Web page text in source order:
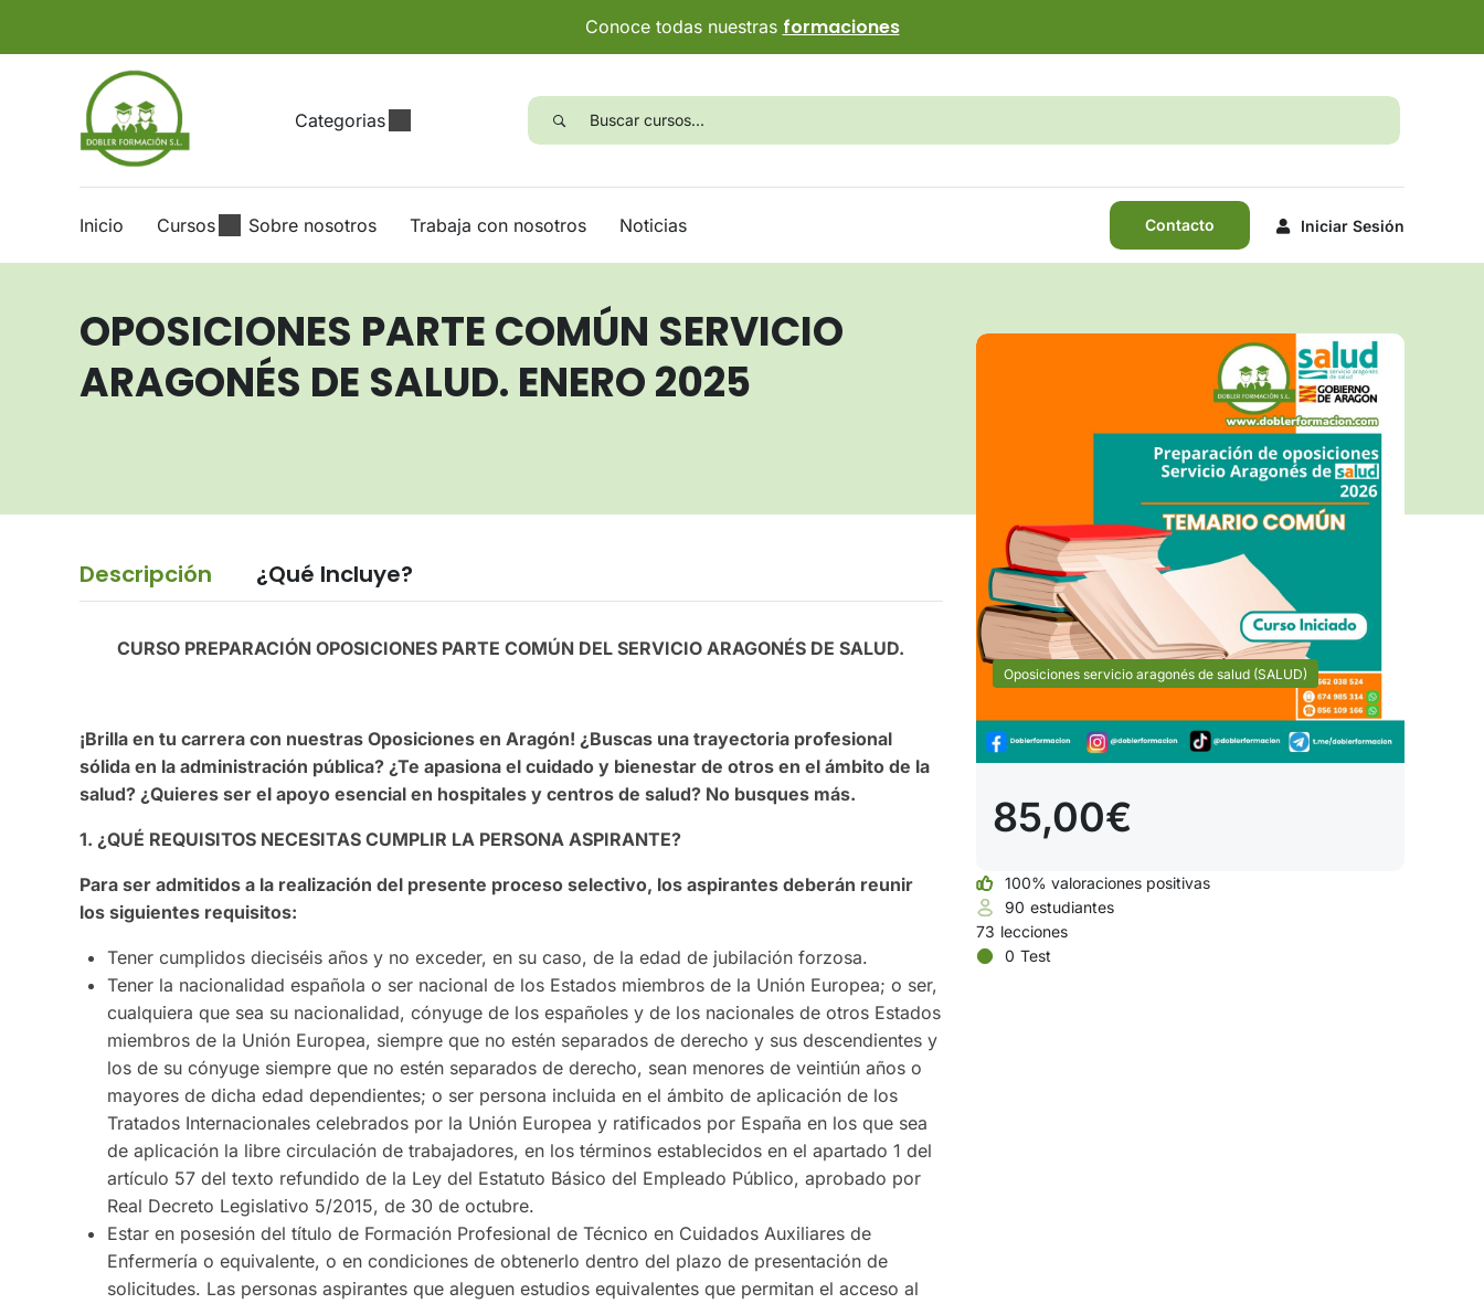
Conoce todas nuestras formaciones
Categorias
Inicio Cursos Sobre nosotros Trabaja con nosotros Noticias Contacto Iniciar Sesión
OPOSICIONES PARTE COMÚN SERVICIO
ARAGONÉS DE SALUD. ENERO 2025
Descripción ¿Qué Incluye?
CURSO PREPARACIÓN OPOSICIONES PARTE COMÚN DEL SERVICIO ARAGONÉS DE SALUD.
¡Brilla en tu carrera con nuestras Oposiciones en Aragón! ¿Buscas una trayectoria profesional
sólida en la administración pública? ¿Te apasiona el cuidado y bienestar de otros en el ámbito de la
salud? ¿Quieres ser el apoyo esencial en hospitales y centros de salud? No busques más.
1. ¿QUÉ REQUISITOS NECESITAS CUMPLIR LA PERSONA ASPIRANTE?
Para ser admitidos a la realización del presente proceso selectivo, los aspirantes deberán reunir
los siguientes requisitos:
Tener cumplidos dieciséis años y no exceder, en su caso, de la edad de jubilación forzosa.
Tener la nacionalidad española o ser nacional de los Estados miembros de la Unión Europea; o ser,
cualquiera que sea su nacionalidad, cónyuge de los españoles y de los nacionales de otros Estados
miembros de la Unión Europea, siempre que no estén separados de derecho y sus descendientes y
los de su cónyuge siempre que no estén separados de derecho, sean menores de veintiún años o
mayores de dicha edad dependientes; o ser persona incluida en el ámbito de aplicación de los
Tratados Internacionales celebrados por la Unión Europea y ratificados por España en los que sea
de aplicación la libre circulación de trabajadores, en los términos establecidos en el apartado 1 del
artículo 57 del texto refundido de la Ley del Estatuto Básico del Empleado Público, aprobado por
Real Decreto Legislativo 5/2015, de 30 de octubre.
Estar en posesión del título de Formación Profesional de Técnico en Cuidados Auxiliares de
Enfermería o equivalente, o en condiciones de obtenerlo dentro del plazo de presentación de
solicitudes. Las personas aspirantes que aleguen estudios equivalentes que permitan el acceso al
Oposiciones servicio aragonés de salud (SALUD)
85,00€
100% valoraciones positivas
90 estudiantes
73 lecciones
0 Test